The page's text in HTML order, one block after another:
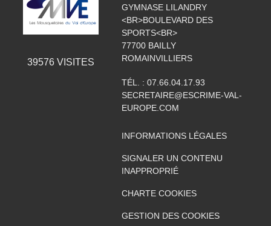
39576VISITES
GYMNASE LILANDRY
<BR>BOULEVARD DES
SPORTS<BR>
77700 BAILLY
ROMAINVILLIERS
TÉL. : 07.66.04.17.93
SECRETAIRE@ESCRIME-VAL-
EUROPE.COM
INFORMATIONS LÉGALES
SIGNALER UN CONTENU
INAPPROPRIÉ
CHARTE COOKIES
GESTION DES COOKIES